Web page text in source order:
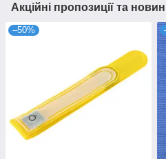
Акційні пропозиції та
–50%